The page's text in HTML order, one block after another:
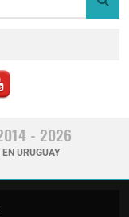
- 2026
URUGUAY